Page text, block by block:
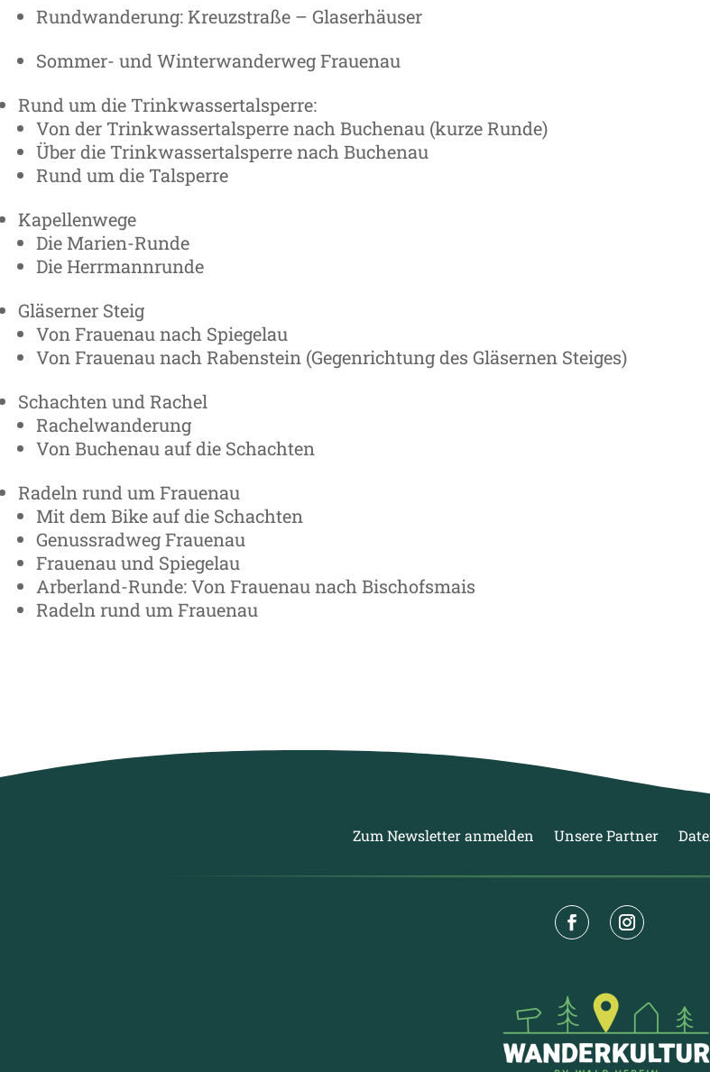
Rundwanderung: Kreuzstraße – Glaserhäuser
Sommer- und Winterwanderweg Frauenau
Rund um die Trinkwassertalsperre:
Von der Trinkwassertalsperre nach Buchenau (kurze Runde)
Über die Trinkwassertalsperre nach Buchenau
Rund um die Talsperre
Kapellenwege
Die Marien-Runde
Die Herrmannrunde
Gläserner Steig
Von Frauenau nach Spiegelau
Von Frauenau nach Rabenstein (Gegenrichtung des Gläsernen Steiges)
Schachten und Rachel
Rachelwanderung
Von Buchenau auf die Schachten
Radeln rund um Frauenau
Mit dem Bike auf die Schachten
Genussradweg Frauenau
Frauenau und Spiegelau
Arberland-Runde: Von Frauenau nach Bischofsmais
Radeln rund um Frauenau
Zum Newsletter anmelden Unsere Partner